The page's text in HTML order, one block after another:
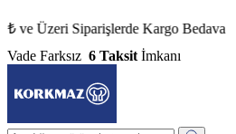
Siparişlerde Kargo Bedava •
Vade Farksız 6 Taksit İmkanı